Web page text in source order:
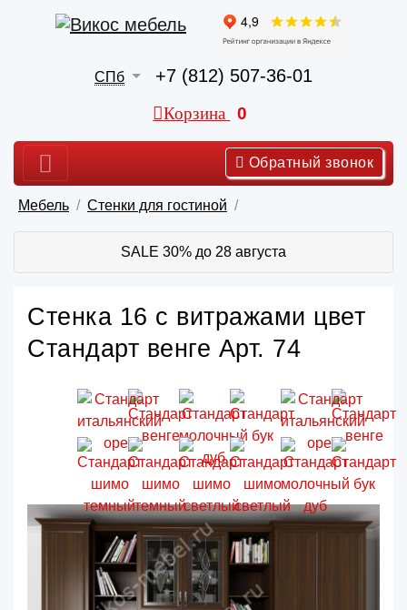
СПб +7 (812) 507-36-01
Корзина 0
Обратный звонок
Мебель Стенки для гостиной
SALE 30% до 28 августа
Стенка 16 с витражами цвет
Стандарт венге Арт. 74